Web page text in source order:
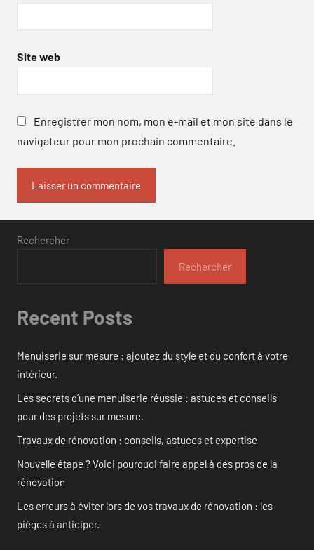
Site web
Enregistrer mon nom, mon e-mail et mon site dans le
navigateur pour mon prochain commentaire.
Rechercher
Rechercher
Recent Posts
Menuiserie sur mesure : ajoutez du style et du confort à votre
intérieur.
Les secrets d’une menuiserie réussie : astuces et conseils
pour des projets sur mesure.
Travaux de rénovation : conseils, astuces et expertise
Nouvelle étape ? Voici pourquoi faire appel à des pros de la
rénovation
Les erreurs à éviter lors de vos travaux de rénovation : les
pièges à anticiper.